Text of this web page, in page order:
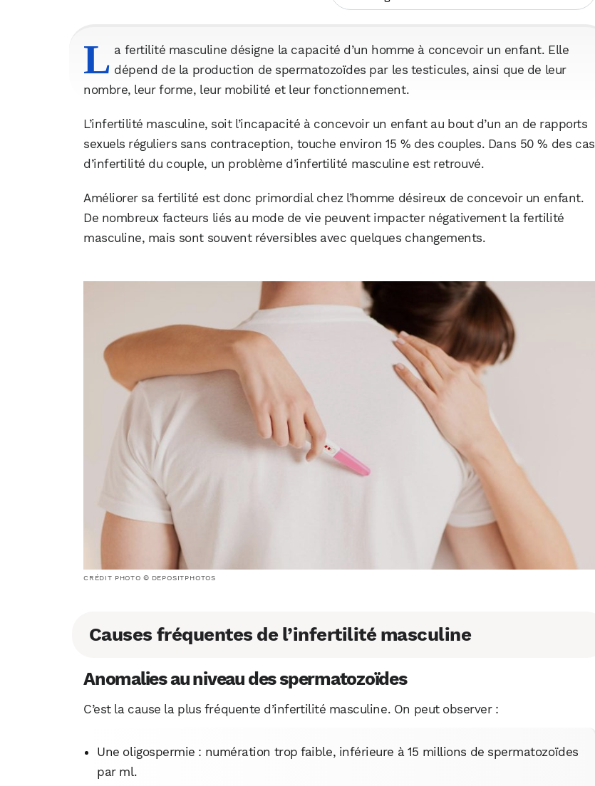
L a fertilité masculine désigne la capacité d’un homme à concevoir un enfant. Elle
dépend de la production de spermatozoïdes par les testicules, ainsi que de leur
nombre, leur forme, leur mobilité et leur fonctionnement.
L’infertilité masculine, soit l’incapacité à concevoir un enfant au bout d’un an de rapports
sexuels réguliers sans contraception, touche environ 15 % des couples. Dans 50 % des cas
d’infertilité du couple, un problème d’infertilité masculine est retrouvé.
Améliorer sa fertilité est donc primordial chez l’homme désireux de concevoir un enfant.
De nombreux facteurs liés au mode de vie peuvent impacter négativement la fertilité
masculine, mais sont souvent réversibles avec quelques changements.
CRÉDIT PHOTO © DEPOSITPHOTOS
Causes fréquentes de l’infertilité masculine
Anomalies au niveau des spermatozoïdes
C’est la cause la plus fréquente d’infertilité masculine. On peut observer :
Une oligospermie : numération trop faible, inférieure à 15 millions de spermatozoïdes
par ml.